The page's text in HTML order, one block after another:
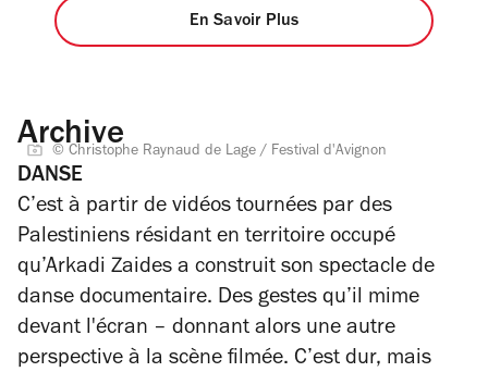
En Savoir Plus
Archive
© Christophe Raynaud de Lage / Festival d'Avignon
DANSE
C’est à partir de vidéos tournées par des
Palestiniens résidant en territoire occupé
qu’Arkadi Zaides a construit son spectacle de
danse documentaire. Des gestes qu’il mime
devant l'écran – donnant alors une autre
perspective à la scène filmée. C’est dur, mais